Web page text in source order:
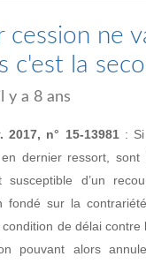
cession ne
c'est la
y a 8 ans
n° 15-13981: Si
dernier ressort, sont
susceptible d’un
fondé sur la
de délai contre
pouvant alors